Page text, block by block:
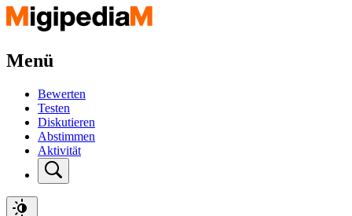
Menü
Bewerten
Testen
Diskutieren
Abstimmen
Aktivität